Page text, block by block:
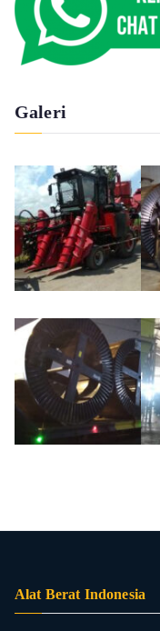
Galeri
Alat Berat Indonesia